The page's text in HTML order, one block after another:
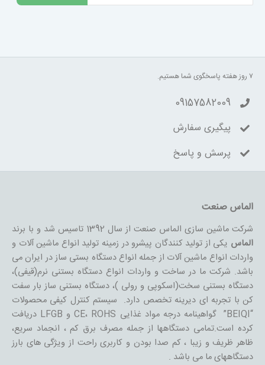
۷ روز هفته پاسخگوی شما هستیم.
09157582009
پیگیری سفارش
پرسش و پاسخ
الماس صنعت
شرکت ماشین سازی الماس صنعت از سال 1392 تاسیس شد و با برند
الماس یکی از تولید کنندگان پیشرو در زمینه تولید انواع ماشین آلات و
واردات انواع ماشین آلات از جمله انواع دستگاه بستی ساز در ایران می
باشد. شرکت ما در ساخت و واردات انواع دستگاه بستنی نرم(قیفی)،
دستگاه بستنی سخت(اسکوپی و رولی )، دستگاه بستنی ساز بار سفت
کن با تجربه ای دیرینه تخصص دارد. سیستم کنترل کیفی محصولات
“BEIQI” گواهینامه درجه مواد غذایی CE، ROHS و LFGB دریافت
کرده است.تمامی دستگاهها از جمله مصرف برق کم ، انجماد سریع،
ظاهر ظریف و زیبا ، کم صدا بودن و کاربری راحت از ویژگی های بارز
دستگاههای ما می باشد .